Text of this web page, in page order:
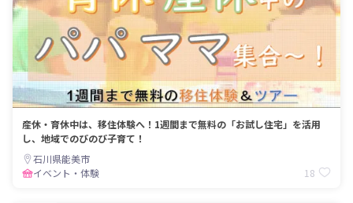
産休・育休中は、移住体験へ！1週間まで無料の「お試し住宅」を活用
し、地域でのびのび子育て！
石川県能美市
イベント・体験
18